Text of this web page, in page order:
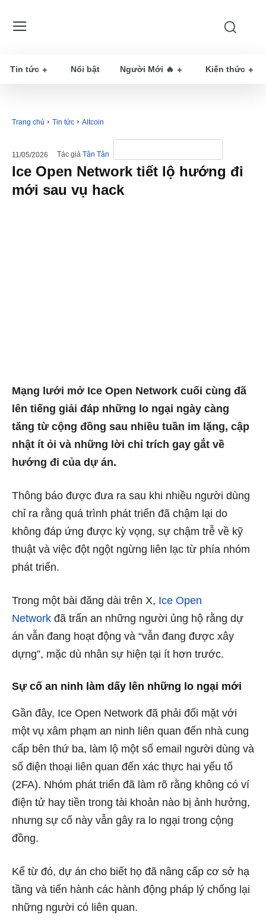
Tin tức Nổi bật Người Mới 🔥 Kiến thức
Trang chủ Tin tức Altcoin
11/05/2026 Tác giả Tân Tân
Ice Open Network tiết lộ hướng đi
mới sau vụ hack
Mạng lưới mở Ice Open Network cuối cùng đã
lên tiếng giải đáp những lo ngại ngày càng
tăng từ cộng đồng sau nhiều tuần im lặng, cập
nhật ít ỏi và những lời chỉ trích gay gắt về
hướng đi của dự án.
Thông báo được đưa ra sau khi nhiều người dùng
chỉ ra rằng quá trình phát triển đã chậm lại do
không đáp ứng được kỳ vọng, sự chậm trễ về kỹ
thuật và việc đột ngột ngừng liên lạc từ phía nhóm
phát triển.
Trong một bài đăng dài trên X, Ice Open
Network đã trấn an những người ủng hộ rằng dự
án vẫn đang hoạt động và “vẫn đang được xây
dựng”, mặc dù nhân sự hiện tại ít hơn trước.
Sự cố an ninh làm dấy lên những lo ngại mới
Gần đây, Ice Open Network đã phải đối mặt với
một vụ xâm phạm an ninh liên quan đến nhà cung
cấp bên thứ ba, làm lộ một số email người dùng và
số điện thoại liên quan đến xác thực hai yếu tố
(2FA). Nhóm phát triển đã làm rõ rằng không có ví
điện tử hay tiền trong tài khoản nào bị ảnh hưởng,
nhưng sự cố này vẫn gây ra lo ngại trong cộng
đồng.
Kể từ đó, dự án cho biết họ đã nâng cấp cơ sở hạ
tầng và tiến hành các hành động pháp lý chống lại
những người có liên quan.